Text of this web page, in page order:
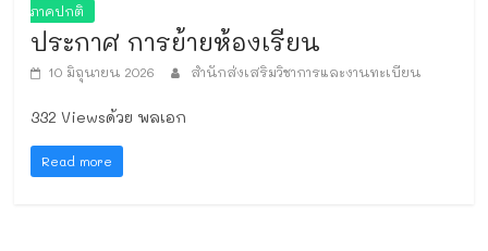
ภาคปกติ
ประกาศ การย้ายห้องเรียน
10 มิถุนายน 2026 สำนักส่งเสริมวิชาการและงานทะเบียน
332 Viewsด้วย พลเอก
Read more